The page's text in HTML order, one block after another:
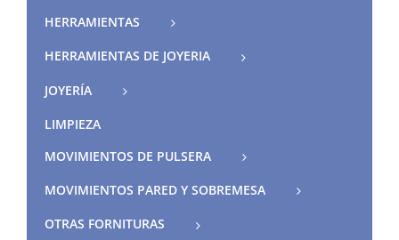
HERRAMIENTAS
HERRAMIENTAS DE JOYERIA
JOYERÍA
LIMPIEZA
MOVIMIENTOS DE PULSERA
MOVIMIENTOS PARED Y SOBREMESA
OTRAS FORNITURAS